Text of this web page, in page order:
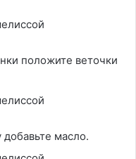
положите веточки
масло.